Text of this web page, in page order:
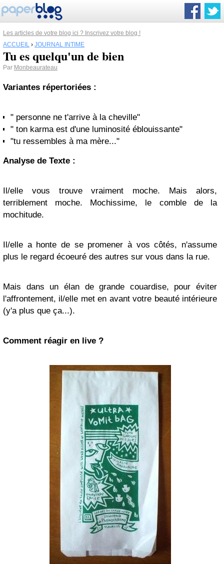
Les articles de votre blog ici ? Inscrivez votre blog !
ACCUEIL › JOURNAL INTIME
Tu es quelqu'un de bien
Par Monbeaurateau
Variantes répertoriées :
" personne ne t'arrive à la cheville"
" ton karma est d'une luminosité éblouissante"
"tu ressembles à ma mère..."
Analyse de Texte :
Il/elle vous trouve vraiment moche. Mais alors,
terriblement moche. Mochissime, le comble de la
mochitude.
Il/elle a honte de se promener à vos côtés, n'assume
plus le regard écoeuré des autres sur vous dans la rue.
Mais dans un élan de grande couardise, pour éviter
l'affrontement, il/elle met en avant votre beauté intérieure
(y'a plus que ça...).
Comment réagir en live ?